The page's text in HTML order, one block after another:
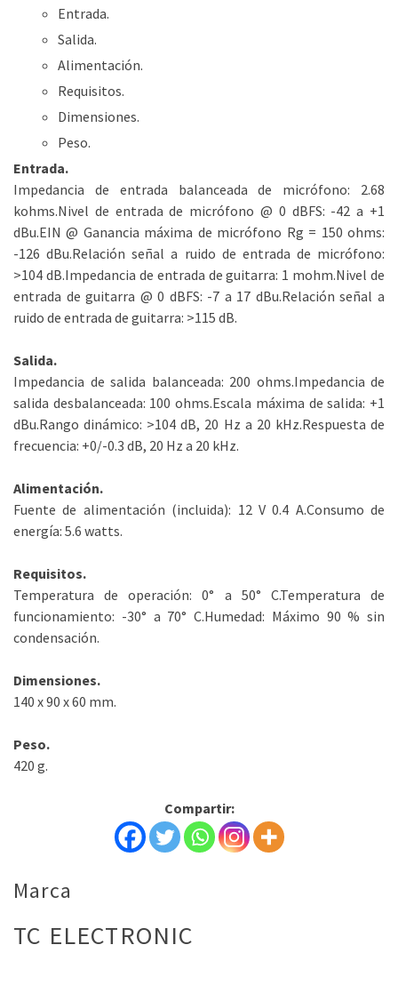
Entrada.
Salida.
Alimentación.
Requisitos.
Dimensiones.
Peso.
Entrada.
Impedancia de entrada balanceada de micrófono: 2.68
kohms.Nivel de entrada de micrófono @ 0 dBFS: -42 a +1
dBu.EIN @ Ganancia máxima de micrófono Rg = 150 ohms:
-126 dBu.Relación señal a ruido de entrada de micrófono:
>104 dB.Impedancia de entrada de guitarra: 1 mohm.Nivel de
entrada de guitarra @ 0 dBFS: -7 a 17 dBu.Relación señal a
ruido de entrada de guitarra: >115 dB.
Salida.
Impedancia de salida balanceada: 200 ohms.Impedancia de
salida desbalanceada: 100 ohms.Escala máxima de salida: +1
dBu.Rango dinámico: >104 dB, 20 Hz a 20 kHz.Respuesta de
frecuencia: +0/-0.3 dB, 20 Hz a 20 kHz.
Alimentación.
Fuente de alimentación (incluida): 12 V 0.4 A.Consumo de
energía: 5.6 watts.
Requisitos.
Temperatura de operación: 0° a 50° C.Temperatura de
funcionamiento: -30° a 70° C.Humedad: Máximo 90 % sin
condensación.
Dimensiones.
140 x 90 x 60 mm.
Peso.
420 g.
Compartir:
Marca
TC ELECTRONIC